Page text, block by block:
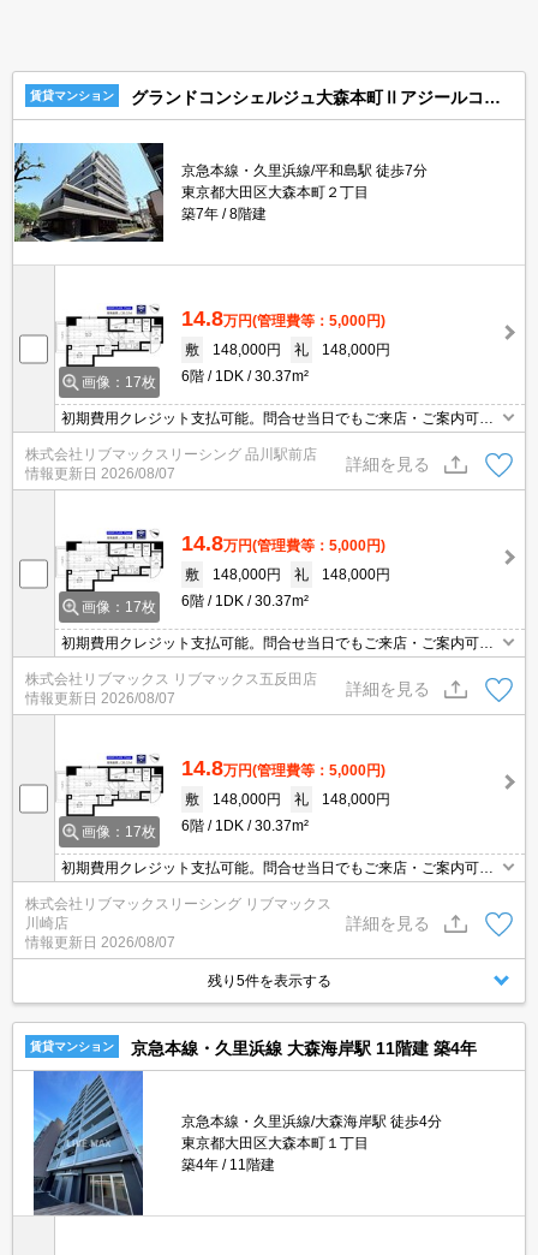
賃貸マンション グランドコンシェルジュ大森本町Ⅱアジールコート
京急本線・久里浜線/平和島駅 徒歩7分
東京都大田区大森本町２丁目
築7年
8階建
画像：17枚
14.8万円(管理費等：5,000円)
敷
148,000円 礼
148,000円
6階
1DK 30.37m²
初期費用クレジット支払可能。問合せ当日でもご来店・ご案内可
能。土日祝日は混み合いますのでお早めにご予約ください。家具家
電付・転勤者・新婚・学生向け物件多数取扱有。当店は家主強制で
ない場合、消毒・抗菌代や安心サポート代などの費用は一切不要。
オンライン案内可。写真・動画送付、WEB契約等来店不要でご契約
株式会社リブマックスリーシング 品川駅前店
情報更新日 2026/08/07
詳細を見る
画像：17枚
14.8万円(管理費等：5,000円)
敷
148,000円 礼
148,000円
6階
1DK 30.37m²
初期費用クレジット支払可能。問合せ当日でもご来店・ご案内可
能。土日祝日は混み合いますのでお早めにご予約ください。家具家
電付・転勤者・新婚・学生向け物件多数取扱有。当店は家主強制で
ない場合、消毒・抗菌代や安心サポート代などの費用は一切不要。
オンライン案内可。写真・動画送付、WEB契約等来店不要でご契約
株式会社リブマックス リブマックス五反田店
情報更新日 2026/08/07
詳細を見る
画像：17枚
14.8万円(管理費等：5,000円)
敷
148,000円 礼
148,000円
6階
1DK 30.37m²
初期費用クレジット支払可能。問合せ当日でもご来店・ご案内可
能。土日祝日は混み合いますのでお早めにご予約ください。家具家
電付・転勤者・新婚・学生向け物件多数取扱有。当店は家主強制で
ない場合、消毒・抗菌代や安心サポート代などの費用は一切不要。
オンライン案内可。写真・動画送付、WEB契約等来店不要でご契約
可能。
株式会社リブマックスリーシング リブマックス
川崎店
情報更新日 2026/08/07
詳細を見る
残り5件を表示する
賃貸マンション 京急本線・久里浜線 大森海岸駅 11階建 築4年
京急本線・久里浜線/大森海岸駅 徒歩4分
東京都大田区大森本町１丁目
築4年
11階建